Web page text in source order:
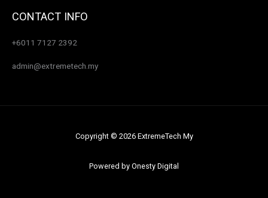
CONTACT INFO
+6011 7127 2392
admin@extremetech.my
Copyright © 2026 ExtremeTech My
Powered by Onesty Digital